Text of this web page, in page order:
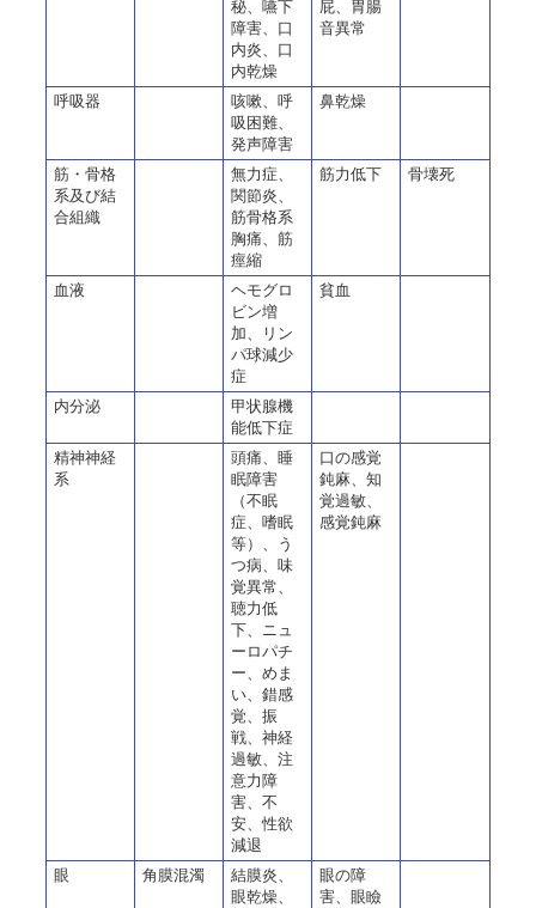
秘、嚥下
障害、口
内炎、口
内乾燥
屁、胃腸
音異常
呼吸器
咳嗽、呼
吸困難、
発声障害
鼻乾燥
筋・骨格
系及び結
合組織
無力症、
関節炎、
筋骨格系
胸痛、筋
痙縮
筋力低下 骨壊死
血液
ヘモグロ
ビン増
加、リン
パ球減少
症
貧血
内分泌
甲状腺機
能低下症
精神神経
系
頭痛、睡
眠障害
（不眠
症、嗜眠
等）、う
つ病、味
覚異常、
聴力低
下、ニュ
ーロパチ
ー、めま
い、錯感
覚、振
戦、神経
過敏、注
意力障
害、不
安、性欲
減退
口の感覚
鈍麻、知
覚過敏、
感覚鈍麻
眼 角膜混濁
結膜炎、
眼乾燥、
眼の障
害、眼瞼